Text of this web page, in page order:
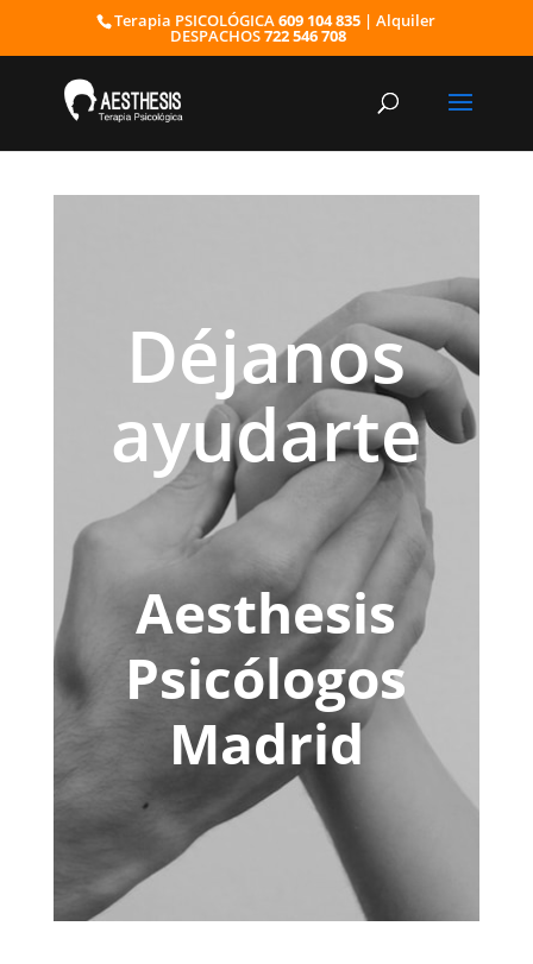
Terapia PSICOLÓGICA609 104 835 | Alquiler
DESPACHOS722 546 708
Déjanos
ayudarte
Aesthesis
Psicólogos
Madrid